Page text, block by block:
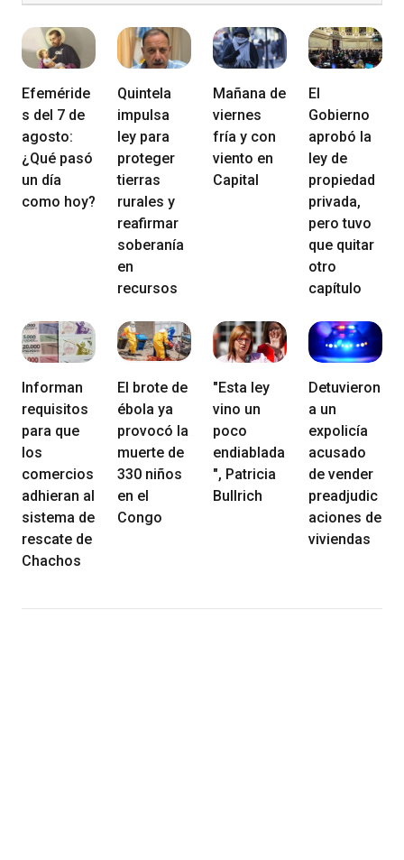
Efeméride
s del 7 de
agosto:
¿Qué pasó
un día
como hoy?
Quintela
impulsa
ley para
proteger
tierras
rurales y
reafirmar
soberanía
en
recursos
Mañana de
viernes
fría y con
viento en
Capital
El
Gobierno
aprobó la
ley de
propiedad
privada,
pero tuvo
que quitar
otro
capítulo
Informan
requisitos
para que
los
comercios
adhieran al
sistema de
rescate de
Chachos
El brote de
ébola ya
provocó la
muerte de
330 niños
en el
Congo
"Esta ley
vino un
poco
endiablada
", Patricia
Bullrich
Detuvieron
a un
expolicía
acusado
de vender
preadjudic
aciones de
viviendas